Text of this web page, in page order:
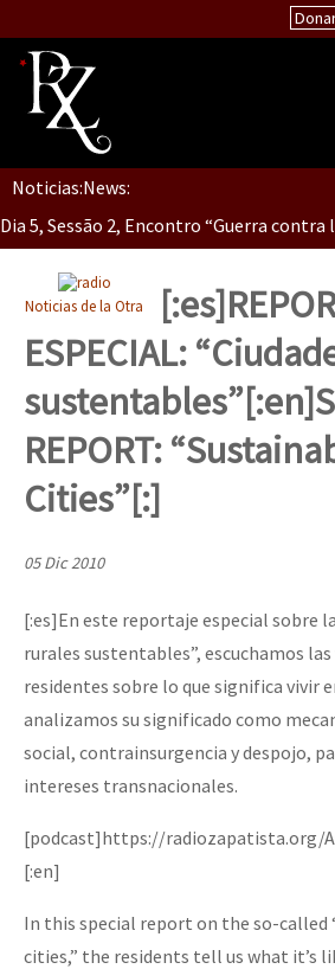
Inicio
Quiénes Somos
La palabra del EZLN
TEMAS
Chiapas
México
Latinoamérica
La Sexta
AutonomÍa y Resistencia
Megaproyectos
Mujeres
ETIQUETAS
Noticias:News:
Dia 5, Sessão 2, Encontro “Guerra contra
Dia 5, sessão 1, do Encontro “Guerra
Dia 4 – Encontro “Guerra contra a
Dia 2 do Encontro “Guerra contra a
Dia 1: Encontro “Guerra contra a
[CDMX – 20 julio] Jornadas globales
“Sonhando a Terra do Bem Virá” se
Noticias de la Otra
ESPECIAL:
REPORT:
Cities”[:]
05 Dic 2010
[:es]En este reportaje especial sobre
rurales sustentables”, escuchamos las
residentes sobre lo que significa vivir
analizamos su significado como
social, contrainsurgencia y despojo,
intereses transnacionales.
[podcast]https://radiozapatista.org/
[:en]
In this special report on the so-called
cities,” the residents tell us what it’s